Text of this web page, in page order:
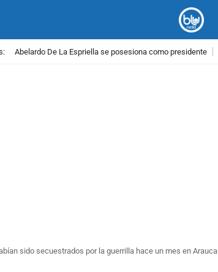
Abelardo De La Espriella se posesiona como presidente
sido secuestrados por la guerrilla hace un mes en Arauca